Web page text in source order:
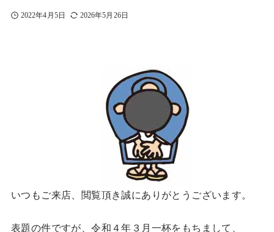
2022年4月5日 2026年5月26日
いつもご来店、閲覧頂き誠にありがとうございます。
表題の件ですが、令和４年３月一杯をもちまして、